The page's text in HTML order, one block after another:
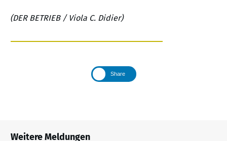
(DER BETRIEB / Viola C. Didier)
Share
Weitere Meldungen